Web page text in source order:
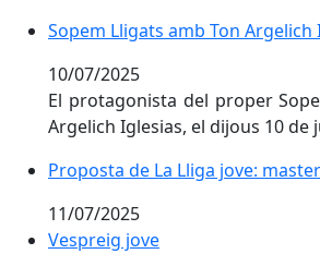
Sopem Lligats amb Ton Argelich
Sopem Lligats amb Ton Argelich
10/07/2025
El protagonista del proper
Argelich Iglesias, el dijous 10 de
Proposta de La Lliga jove:
Proposta de La Lliga jove:
11/07/2025
Vespreig jove
Vespreig jove